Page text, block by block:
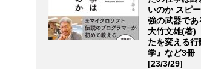
いのか スピ
強の武器であ
大竹文雄(著)
たを変える行
学』など3冊
[23/3/29]